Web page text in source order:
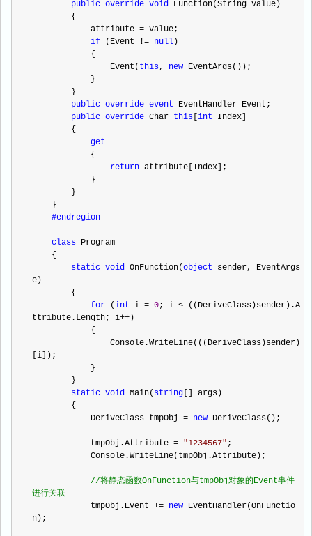
public override void Function(String value)
        {
            attribute
= value;
if (Event != null )
            {
                Event(
this, new EventArgs());
            }
        }
public override event EventHandler Event;
public override Char this int Index]
        {
get
            {
return attribute[Index];
            }
        }
    }
#endregion
class Program
    {
static void OnFunction(object sender, EventArgs
e)
        {
for (int i = 0; i < ((DeriveClass)sender).A
ttribute.Length; i++ )
            {
[i]);
            }
        }
static void Main( string [] args)
        {
            DeriveClass tmpObj
= new DeriveClass();
            tmpObj.Attribute
= "1234567" ;
            Console.WriteLine(tmpObj.Attribute);
//将静态函数OnFunction与tmpObj对象的Event事件
进行关联
            tmpObj.Event
+= new EventHandler(OnFunctio
n);